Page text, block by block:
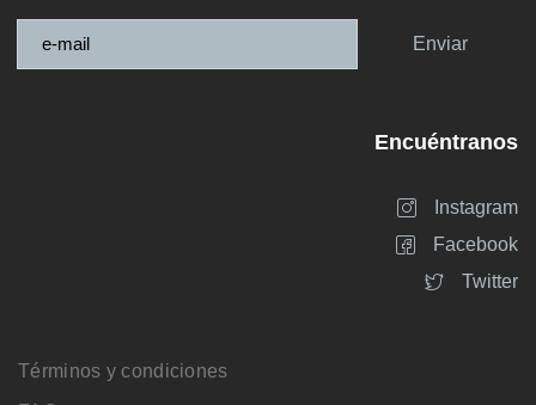
Enviar
Encuéntranos
Instagram
Facebook
Twitter
Términos y condiciones